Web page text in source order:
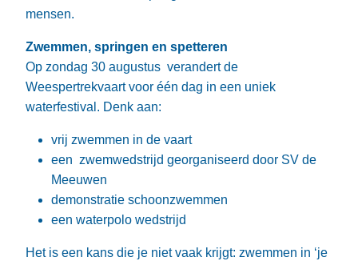
mensen.
Zwemmen, springen en spetteren
Op zondag 30 augustus verandert de
Weespertrekvaart voor één dag in een uniek
waterfestival. Denk aan:
vrij zwemmen in de vaart
een zwemwedstrijd georganiseerd door SV de
Meeuwen
demonstratie schoonzwemmen
een waterpolo wedstrijd
Het is een kans die je niet vaak krijgt: zwemmen in ‘je